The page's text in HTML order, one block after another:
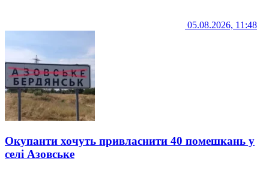
05.08.2026, 11:48
Окупанти хочуть привласнити 40 помешкань у
селі Азовське